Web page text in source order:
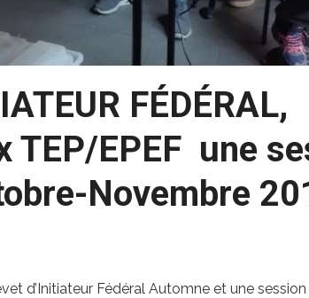
FÉDÉRAL,
TEP/EPEF une
Novembre
d’Initiateur Fédéral Automne et une